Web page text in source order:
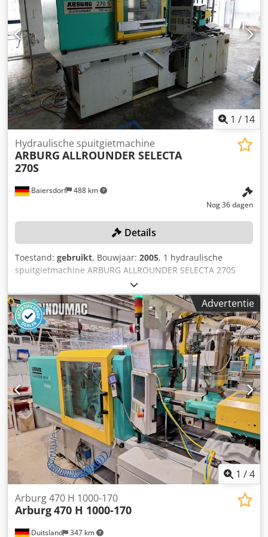
draairichting links/rechts 180°, incl. inrichting voor
horizontale positie om in de delingslijn te spuiten, incl.
schaarheftafel en platen voor ingrijpbeveiliging, HHG
EM67, luchtventiel, EM73, WKZ.verwarming etc...
Nieuwprijs ca. € 170.000 Prijs: op aanvraag
Contactpersoon: de heer Ralf Schulz
1 / 14
Baiersdorf 488 km
Hydraulische spuitgietmachine
ARBURG ALLROUNDER SELECTA
270S
Nog 36 dagen
Details
Toestand: gebruikt, Bouwjaar: 2005, 1 hydraulische
spuitgietmachine ARBURG ALLROUNDER SELECTA 270S
Chodpfjzqcl Iox Ak Uea Zelfdemontage mogelijk Kleur:
zoals afgebeeld, zie foto's en inspectie Bouwjaar: 2005
Machinenummer: 198190 Afmetingen L/B/H: 350x110x200
cm Staat: gebruikt
Advertentie
1 /4
Duitsland 347 km
Arburg 470 H 1000-170
Arburg470 H 1000-170